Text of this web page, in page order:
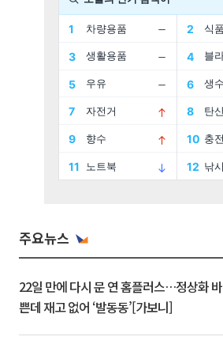
주요뉴스
22일 만에 다시 문 연 홈플러스…정상화 바
쁜데 재고 없어 ‘발동동’[가보니]